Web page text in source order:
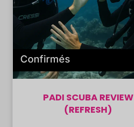
Confirmés
PADI SCUBA REVIEW
(REFRESH)